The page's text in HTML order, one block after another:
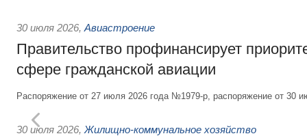
30 июля 2026, Авиастроение
Правительство профинансирует
сфере гражданской авиации
Распоряжение от 27 июля 2026 года №1979-р, распоряжение от 30
30 июля 2026, Жилищно-коммунальное хозяйство